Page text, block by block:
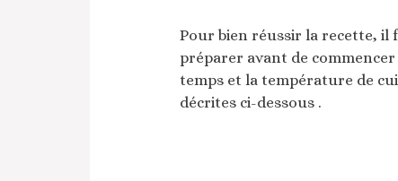
Pour bien réussir la recette, il
préparer avant de
temps et la température de
décrites ci-dessous .